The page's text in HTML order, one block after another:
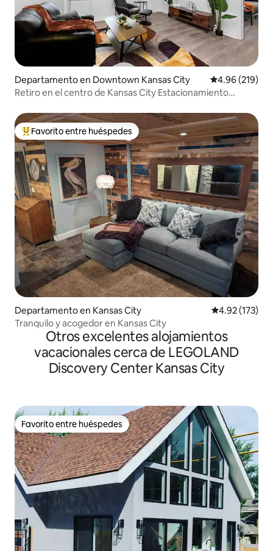
Departamento en Downtown Kansas City Calificación
4.96 (219)
Retiro en el centro de Kansas City Estacionamiento
De los mejores en Favorito entre huéspedes
Favorito entre huéspedes
Departamento en Kansas City Calificación
4.92 (173)
Tranquilo y acogedor en Kansas City
Otros excelentes alojamientos
vacacionales cerca de LEGOLAND
Discovery Center Kansas City
Favorito entre huéspedes
Favorito entre huéspedes